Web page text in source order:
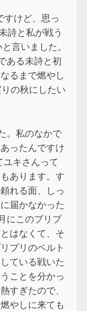
すけど、思っ
詩と私が戦う
言いました。
ある未詩と初
るまで燃やし
の秋にしたい
。私のなかで
ったんですけ
キさんって
あります。す
れる面、しっ
届かなかった
にこのプリプ
はなくて、そ
プリのベルト
ている戦いた
ことを分かっ
すぎたので、
やしに来ても